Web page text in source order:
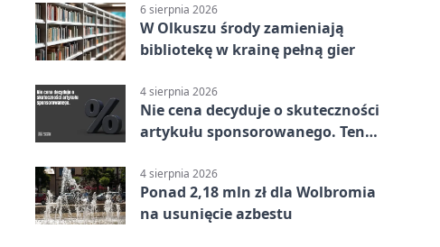
6 sierpnia 2026
W Olkuszu środy zamieniają
bibliotekę w krainę pełną gier
4 sierpnia 2026
Nie cena decyduje o skuteczności
artykułu sponsorowanego. Ten
4 sierpnia 2026
Ponad 2,18 mln zł dla Wolbromia
na usunięcie azbestu